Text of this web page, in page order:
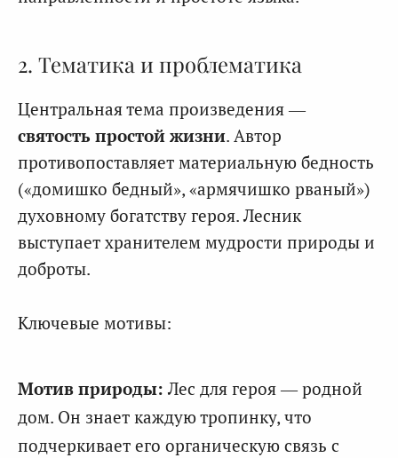
2. Тематика и проблематика
Центральная тема произведения —
святость простой жизни. Автор
противопоставляет материальную бедность
(«домишко бедный», «армячишко рваный»)
духовному богатству героя. Лесник
выступает хранителем мудрости природы и
доброты.
Ключевые мотивы:
Мотив природы: Лес для героя — родной
дом. Он знает каждую тропинку, что
подчеркивает его органическую связь с